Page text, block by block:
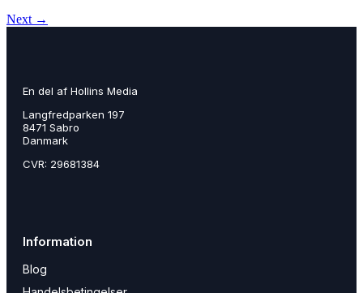
Next →
En del af Hollins Media
Langfredparken 197
8471 Sabro
Danmark
CVR: 29681384
Information
Blog